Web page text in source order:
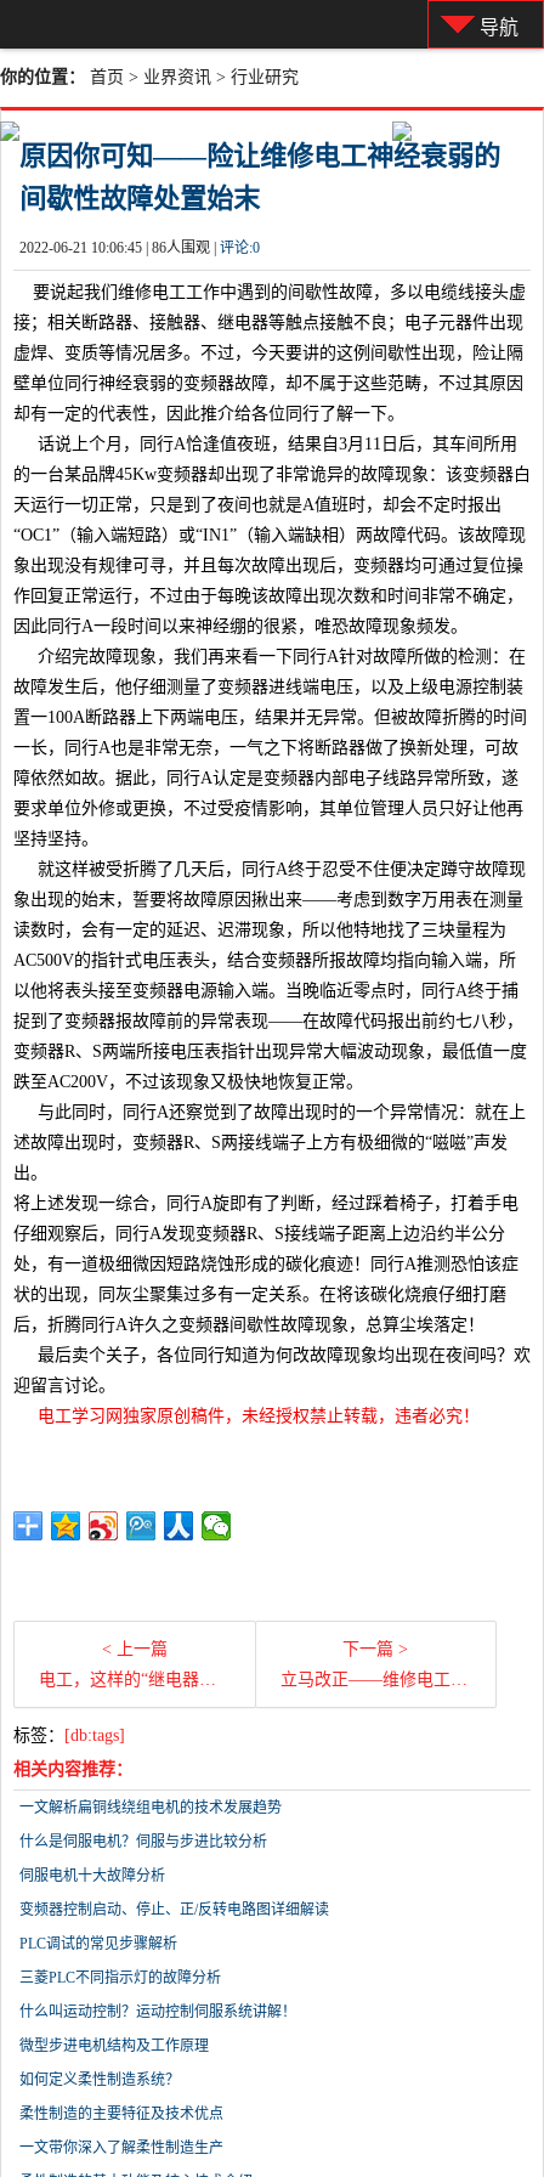
导航
你的位置： 首页 > 业界资讯 > 行业研究
原因你可知——险让维修电工神经衰弱的
间歇性故障处置始末
2022-06-21 10:06:45 | 86人围观 | 评论:0
要说起我们维修电工工作中遇到的间歇性故障，多以电缆线接头虚
接；相关断路器、接触器、继电器等触点接触不良；电子元器件出现
虚焊、变质等情况居多。不过，今天要讲的这例间歇性出现，险让隔
壁单位同行神经衰弱的变频器故障，却不属于这些范畴，不过其原因
却有一定的代表性，因此推介给各位同行了解一下。
话说上个月，同行A恰逢值夜班，结果自3月11日后，其车间所用
的一台某品牌45Kw变频器却出现了非常诡异的故障现象：该变频器白
天运行一切正常，只是到了夜间也就是A值班时，却会不定时报出
“OC1”（输入端短路）或“IN1”（输入端缺相）两故障代码。该故障现
象出现没有规律可寻，并且每次故障出现后，变频器均可通过复位操
作回复正常运行，不过由于每晚该故障出现次数和时间非常不确定，
因此同行A一段时间以来神经绷的很紧，唯恐故障现象频发。
介绍完故障现象，我们再来看一下同行A针对故障所做的检测：在
故障发生后，他仔细测量了变频器进线端电压，以及上级电源控制装
置一100A断路器上下两端电压，结果并无异常。但被故障折腾的时间
一长，同行A也是非常无奈，一气之下将断路器做了换新处理，可故
障依然如故。据此，同行A认定是变频器内部电子线路异常所致，遂
要求单位外修或更换，不过受疫情影响，其单位管理人员只好让他再
坚持坚持。
就这样被受折腾了几天后，同行A终于忍受不住便决定蹲守故障现
象出现的始末，誓要将故障原因揪出来——考虑到数字万用表在测量
读数时，会有一定的延迟、迟滞现象，所以他特地找了三块量程为
AC500V的指针式电压表头，结合变频器所报故障均指向输入端，所
以他将表头接至变频器电源输入端。当晚临近零点时，同行A终于捕
捉到了变频器报故障前的异常表现——在故障代码报出前约七八秒，
变频器R、S两端所接电压表指针出现异常大幅波动现象，最低值一度
跌至AC200V，不过该现象又极快地恢复正常。
与此同时，同行A还察觉到了故障出现时的一个异常情况：就在上
述故障出现时，变频器R、S两接线端子上方有极细微的“嗞嗞”声发
出。
将上述发现一综合，同行A旋即有了判断，经过踩着椅子，打着手电
仔细观察后，同行A发现变频器R、S接线端子距离上边沿约半公分
处，有一道极细微因短路烧蚀形成的碳化痕迹！同行A推测恐怕该症
状的出现，同灰尘聚集过多有一定关系。在将该碳化烧痕仔细打磨
后，折腾同行A许久之变频器间歇性故障现象，总算尘埃落定！
最后卖个关子，各位同行知道为何改故障现象均出现在夜间吗？欢
迎留言讨论。
电工学习网独家原创稿件，未经授权禁止转载，违者必究！
< 上一篇
电工，这样的“继电器触点损坏故障”你们有吗？
下一篇 >
立马改正——维修电工工作中要命的四个坏习惯
标签：
[db:tags]
相关内容推荐：
一文解析扁铜线绕组电机的技术发展趋势
什么是伺服电机？伺服与步进比较分析
伺服电机十大故障分析
变频器控制启动、停止、正/反转电路图详细解读
PLC调试的常见步骤解析
三菱PLC不同指示灯的故障分析
什么叫运动控制？运动控制伺服系统讲解！
微型步进电机结构及工作原理
如何定义柔性制造系统？
柔性制造的主要特征及技术优点
一文带你深入了解柔性制造生产